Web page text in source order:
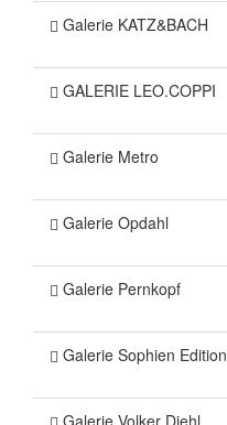
Galerie KATZ&BACH
GALERIE LEO.COPPI
Galerie Metro
Galerie Opdahl
Galerie Pernkopf
Galerie Sophien Edition
Galerie Volker Diehl